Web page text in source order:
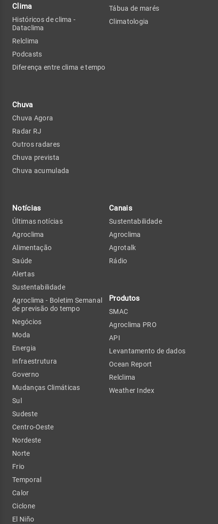
Clima
Históricos de clima -
Dataclima
Relclima
Podcasts
Diferença entre clima e tempo
Chuva
Chuva Agora
Radar RJ
Outros radares
Chuva prevista
Chuva acumulada
Tábua de marés
Climatologia
Notícias
Últimas notícias
Agroclima
Alimentação
Saúde
Alertas
Sustentabilidade
Agroclima - Boletim Semanal
de previsão do tempo
Negócios
Moda
Energia
Infraestrutura
Governo
Mudanças Climáticas
Sul
Sudeste
Centro-Oeste
Nordeste
Norte
Frio
Temporal
Calor
Ciclone
El Niño
Canais
Sustentabilidade
Agroclima
Agrotalk
Rádio
Produtos
SMAC
Agroclima PRO
API
Levantamento de dados
Ocean Report
Relclima
Weather Index